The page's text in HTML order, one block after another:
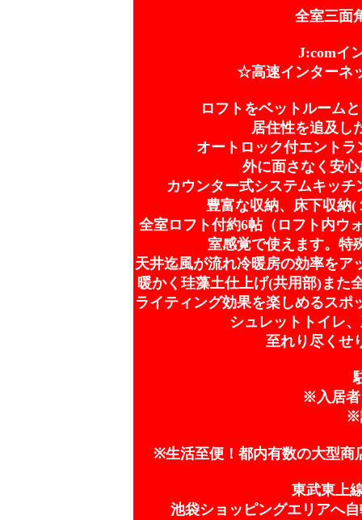
全室三面
J:comイ
☆高速インターネ
ロフトをベットルーム
居住性を追及し
オートロック付エント
外に面さなく安
カウンター式システムキッ
豊富な収納、床下収納
全室ロフト付約6帖（ロフト内ウ
室感覚で使えます。特
天井迄風が流れ冷暖房の効率をア
暖かく珪藻土仕上げ(共用部)また
ライティング効果を楽しめるスポ
シュレットトイレ
至れり尽くせ
※入居者
※
※生活至便！都内有数の大型商
東武東上
池袋ショッピングエリアへ